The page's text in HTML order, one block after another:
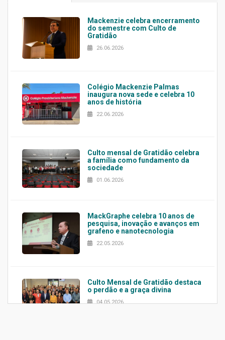
Mackenzie celebra encerramento
do semestre com Culto de
Gratidão
26.06.2026
Colégio Mackenzie Palmas
inaugura nova sede e celebra 10
anos de história
22.06.2026
Culto mensal de Gratidão celebra
a família como fundamento da
sociedade
01.06.2026
MackGraphe celebra 10 anos de
pesquisa, inovação e avanços em
grafeno e nanotecnologia
22.05.2026
Culto Mensal de Gratidão destaca
o perdão e a graça divina
04.05.2026